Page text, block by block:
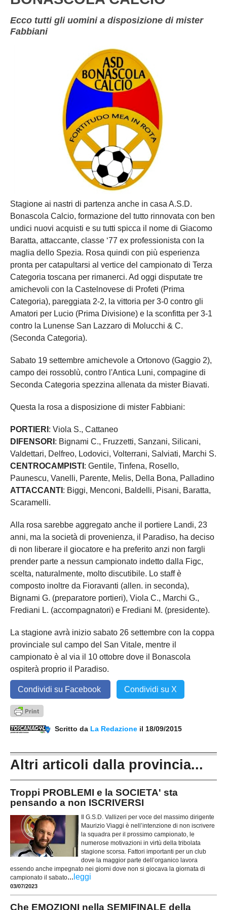
Ecco tutti gli uomini a disposizione di mister
Fabbiani
Stagione ai nastri di partenza anche in casa A.S.D.
Bonascola Calcio, formazione del tutto rinnovata con ben
undici nuovi acquisti e su tutti spicca il nome di Giacomo
Baratta, attaccante, classe ‘77 ex professionista con la
maglia dello Spezia. Rosa quindi con più esperienza
pronta per catapultarsi al vertice del campionato di Terza
Categoria toscana per rimanerci. Ad oggi disputate tre
amichevoli con la Castelnovese di Profeti (Prima
Categoria), pareggiata 2-2, la vittoria per 3-0 contro gli
Amatori per Lucio (Prima Divisione) e la sconfitta per 3-1
contro la Lunense San Lazzaro di Molucchi & C.
(Seconda Categoria).
Sabato 19 settembre amichevole a Ortonovo (Gaggio 2),
campo dei rossoblù, contro l'Antica Luni, compagine di
Seconda Categoria spezzina allenata da mister Biavati.
Questa la rosa a disposizione di mister Fabbiani:
PORTIERI : Viola S., Cattaneo
DIFENSORI : Bignami C., Fruzzetti, Sanzani, Silicani,
Valdettari, Delfreo, Lodovici, Volterrani, Salviati, Marchi S.
CENTROCAMPISTI : Gentile, Tinfena, Rosello,
Paunescu, Vanelli, Parente, Melis, Della Bona, Palladino
ATTACCANTI : Biggi, Menconi, Baldelli, Pisani, Baratta,
Scaramelli.
Alla rosa sarebbe aggregato anche il portiere Landi, 23
anni, ma la società di provenienza, il Paradiso, ha deciso
di non liberare il giocatore e ha preferito anzi non fargli
prender parte a nessun campionato indetto dalla Figc,
scelta, naturalmente, molto discutibile. Lo staff è
composto inoltre da Fioravanti (allen. in seconda),
Bignami G. (preparatore portieri), Viola C., Marchi G.,
Frediani L. (accompagnatori) e Frediani M. (presidente).
La stagione avrà inizio sabato 26 settembre con la coppa
provinciale sul campo del San Vitale, mentre il
campionato è al via il 10 ottobre dove il Bonascola
ospiterà proprio il Paradiso.
Condividi su Facebook Condividi su X
Scritto da La Redazione il 18/09/2015
Altri articoli dalla provincia...
Troppi PROBLEMI e la SOCIETA' sta
pensando a non ISCRIVERSI
Il G.S.D. Vallizeri per voce del massimo dirigente
Maurizio Viaggi è nell’intenzione di non iscrivere
la squadra per il prossimo campionato, le
numerose motivazioni in virtù della tribolata
stagione scorsa. Fattori importanti per un club
dove la maggior parte dell’organico lavora
essendo anche impegnato nei giorni dove non si giocava la giornata di
campionato il sabato... leggi
03/07/2023
Che EMOZIONI nella SEMIFINALE della